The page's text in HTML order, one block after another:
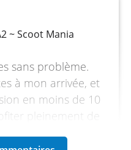
~ Scoot Mania
sans problème.
à mon arrivée, et
en moins de 10
pleinement de